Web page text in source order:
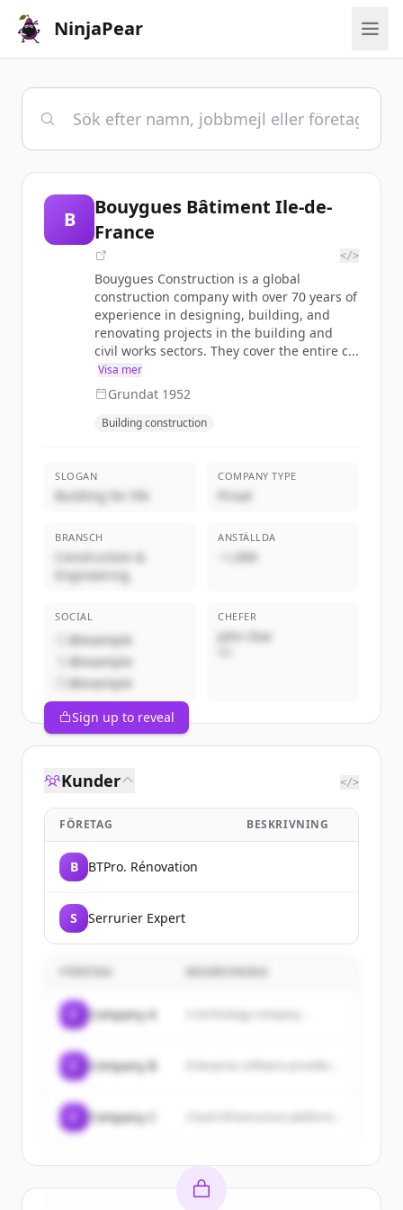
NinjaPear
B
Bouygues Bâtiment Ile-de-
France
</>
Bouygues Construction is a global
construction company with over 70 years of
experience in designing, building, and
renovating projects in the building and
civil works sectors. They cover the entire c...
Visa mer
Grundat 1952
Building construction
SLOGAN
Building for life
COMPANY TYPE
Privat
BRANSCH
Construction &
Engineering
ANSTÄLLDA
~1,000
SOCIAL
@example
@example
@example
CHEFER
John Doe
Sign up to reveal
Kunder </>
FÖRETAG BESKRIVNING
B BTPro. Rénovation
S Serrurier Expert
Company A A technology company...
Company B
Company C